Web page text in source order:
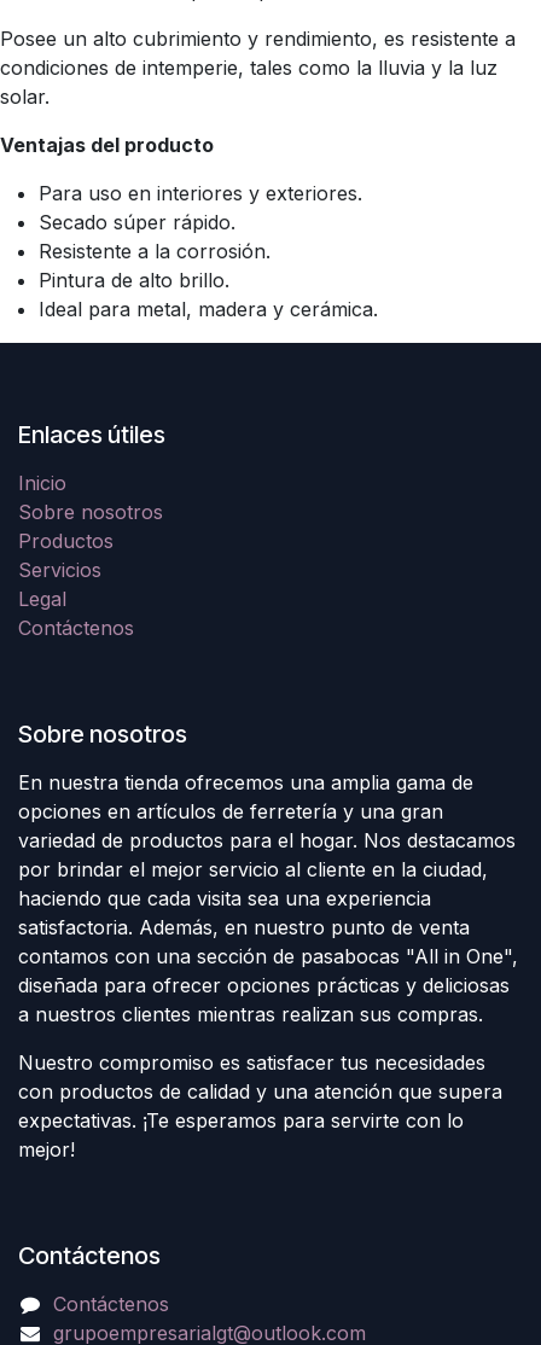
Posee un alto cubrimiento y rendimiento, es resistente a
condiciones de intemperie, tales como la lluvia y la luz
solar.
Ventajas del producto
Para uso en interiores y exteriores.
Secado súper rápido.
Resistente a la corrosión.
Pintura de alto brillo.
Ideal para metal, madera y cerámica.
Enlaces útiles
Inicio
Sobre nosotros
Productos
Servicios
Legal
Contáctenos
Sobre nosotros
En nuestra tienda ofrecemos una amplia gama de
opciones en artículos de ferretería y una gran
variedad de productos para el hogar. Nos destacamos
por brindar el mejor servicio al cliente en la ciudad,
haciendo que cada visita sea una experiencia
satisfactoria. Además, en nuestro punto de venta
contamos con una sección de pasabocas "All in One",
diseñada para ofrecer opciones prácticas y deliciosas
a nuestros clientes mientras realizan sus compras.
Nuestro compromiso es satisfacer tus necesidades
con productos de calidad y una atención que supera
expectativas. ¡Te esperamos para servirte con lo
mejor!
Contáctenos
Contáctenos
grupoempresarialgt@outlook.com